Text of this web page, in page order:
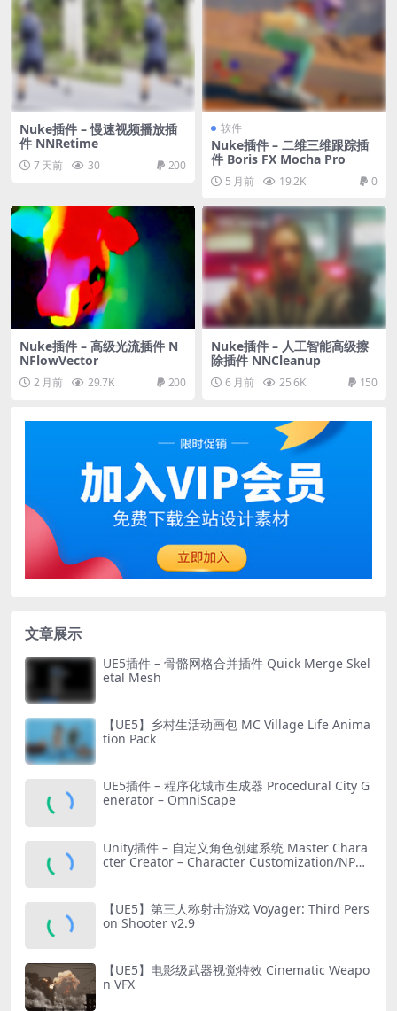
Nuke插件 – 慢速视频播放插
件 NNRetime
7 天前 30 200
软件
Nuke插件 – 二维三维跟踪插
件 Boris FX Mocha Pro
5 月前 19.2K 0
Nuke插件 – 高级光流插件 N
NFlowVector
2 月前 29.7K 200
Nuke插件 – 人工智能高级擦
除插件 NNCleanup
6 月前 25.6K 150
文章展示
UE5插件 – 骨骼网格合并插件 Quick Merge Skel
etal Mesh
【UE5】乡村生活动画包 MC Village Life Anima
tion Pack
UE5插件 – 程序化城市生成器 Procedural City G
enerator – OmniScape
Unity插件 – 自定义角色创建系统 Master Chara
cter Creator – Character Customization/NPC
【UE5】第三人称射击游戏 Voyager: Third Pers
on Shooter v2.9
【UE5】电影级武器视觉特效 Cinematic Weapo
n VFX